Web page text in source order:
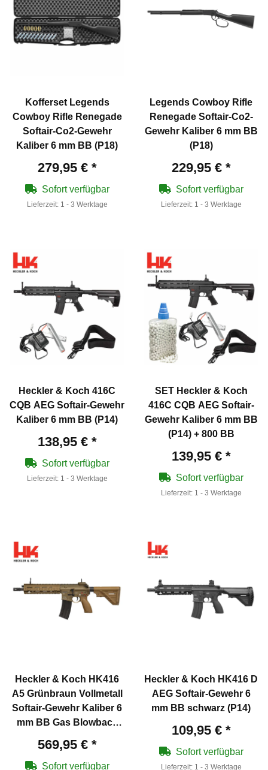
Kofferset Legends
Cowboy Rifle Renegade
Softair-Co2-Gewehr
Kaliber 6 mm BB (P18)
279,95 € *
Sofort verfügbar
Lieferzeit: 1 - 3 Werktage
Legends Cowboy Rifle
Renegade Softair-Co2-
Gewehr Kaliber 6 mm BB
(P18)
229,95 € *
Sofort verfügbar
Lieferzeit: 1 - 3 Werktage
Heckler & Koch 416C
CQB AEG Softair-Gewehr
Kaliber 6 mm BB (P14)
138,95 € *
Sofort verfügbar
Lieferzeit: 1 - 3 Werktage
SET Heckler & Koch
416C CQB AEG Softair-
Gewehr Kaliber 6 mm BB
(P14) + 800 BB
139,95 € *
Sofort verfügbar
Lieferzeit: 1 - 3 Werktage
Heckler & Koch HK416
A5 Grünbraun Vollmetall
Softair-Gewehr Kaliber 6
mm BB Gas Blowback
569,95 € *
Sofort verfügbar
Heckler & Koch HK416 D
AEG Softair-Gewehr 6
mm BB schwarz (P14)
109,95 € *
Sofort verfügbar
Lieferzeit: 1 - 3 Werktage